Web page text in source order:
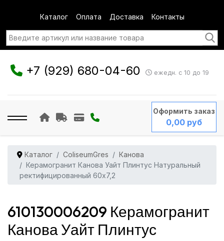
Каталог Оплата Доставка Контакты
+7 (929) 680-04-60 ежедн. с 10 до 19
Оформить заказ
0,00 руб
Каталог ColiseumGres
Канова
Керамогранит Канова Уайт Плинтус Натуральный
ректифицированный 60x7,2
610130006209 Керамогранит
Канова Уайт Плинтус